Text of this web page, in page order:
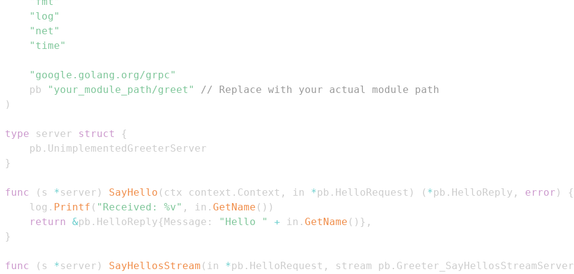
"log"
"net"
"time"
"google.golang.org/grpc"
	pb
"your_module_path/greet"
// Replace with your actual module path
)
type server struct
{
	pb
.
}
func ( s * server ) SayHello ( ctx context . Context , in *pb . HelloRequest ) ( *pb . HelloReply , error )
{
	log
. Printf ( "Received: %v" , in . GetName ( ) )
return
&pb . HelloReply{Message : "Hello " + in . GetName ( ) } ,
}
func ( s * server ) SayHellosStream ( in *pb . HelloRequest , stream pb . Greeter_SayHellosStreamServer